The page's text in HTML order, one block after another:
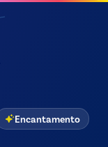
Encantamento